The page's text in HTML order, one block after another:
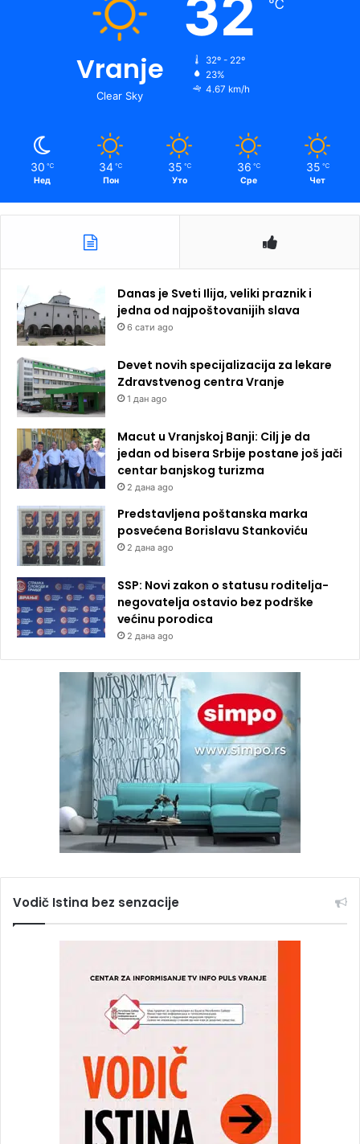
Vranje
Clear Sky
32 ℃
32º - 22º
23%
4.67 km/h
30 ℃
Нед
34 ℃
Пон
35 ℃
Уто
36 ℃
Сре
35 ℃
Чет
Danas je Sveti Ilija, veliki praznik i
jedna od najpoštovanijih slava
6 сати ago
Devet novih specijalizacija za lekare
Zdravstvenog centra Vranje
1 дан ago
Macut u Vranjskoj Banji: Cilj je da
jedan od bisera Srbije postane još jači
centar banjskog turizma
2 дана ago
Predstavljena poštanska marka
posvećena Borislavu Stankoviću
2 дана ago
SSP: Novi zakon o statusu roditelja-
negovatelja ostavio bez podrške
većinu porodica
2 дана ago
Vodič Istina bez senzacije